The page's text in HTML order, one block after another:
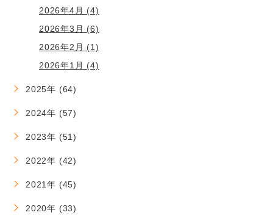
2026年4月 (4)
2026年3月 (6)
2026年2月 (1)
2026年1月 (4)
2025年 (64)
2024年 (57)
2023年 (51)
2022年 (42)
2021年 (45)
2020年 (33)